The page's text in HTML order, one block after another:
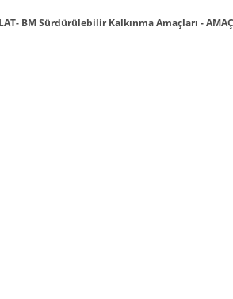
BM Sürdürülebilir Kalkınma Amaçları - AMAÇ